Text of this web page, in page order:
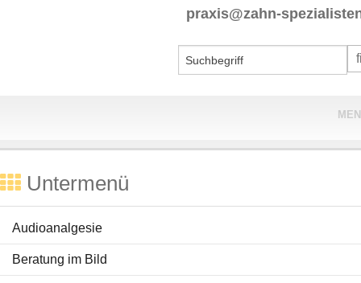
praxis@zahn-
Praxis & Team
Behandlungen
Ratgeber Zähne
Untermenü
Audioanalgesie
Beratung im Bild